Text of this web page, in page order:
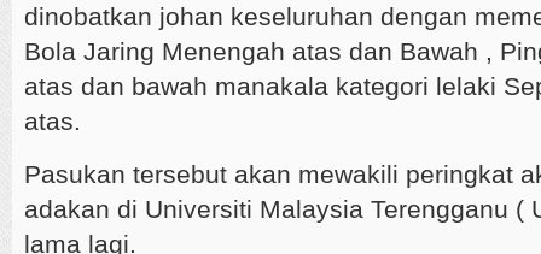
dinobatkan johan keseluruhan dengan
Bola Jaring Menengah atas dan Bawah ,
atas dan bawah manakala kategori lelaki
atas.
Pasukan tersebut akan mewakili peringkat
adakan di Universiti Malaysia Terengganu (
lama lagi.